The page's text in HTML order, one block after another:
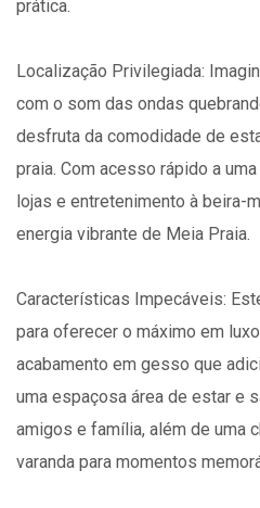
prática.
Localização Privilegiada:
com o som das ondas
desfruta da comodidade de
praia. Com acesso rápido a
lojas e entretenimento à beira-
energia vibrante de Meia Praia.
Características Impecáveis:
para oferecer o máximo em
acabamento em gesso que
uma espaçosa área de estar e
amigos e família, além de uma
varanda para momentos